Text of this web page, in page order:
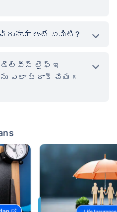
అంటే ఏమిటి?
లైఫ్ ఇ
ఎలా ట్రాక్ చేయగ